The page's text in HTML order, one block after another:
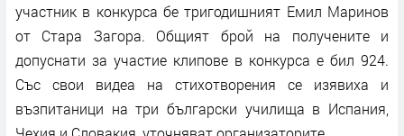
участник в конкурса бе тригодишният Емил Маринов
от Стара Загора. Общият брой на получените и
допуснати за участие клипове в конкурса е бил 924.
Със свои видеа на стихотворения се изявиха и
възпитаници на три български училища в Испания,